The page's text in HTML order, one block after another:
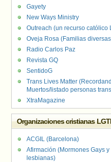
Gayety
New Ways Ministry
Outreach (un recurso católico
Oveja Rosa (Familias
Radio Carlos Paz
Revista GQ
SentidoG
Trans Lives Matter
Muertos/listado personas
XtraMagazine
Organizaciones cristianas
ACGIL (Barcelona)
Afirmación (Mormones Gays
lesbianas)